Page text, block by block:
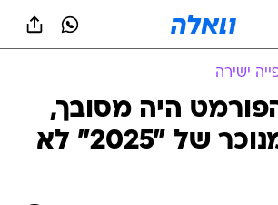
ישירה
היה מסובך,
לעתיד המנוכר של "2025" לא